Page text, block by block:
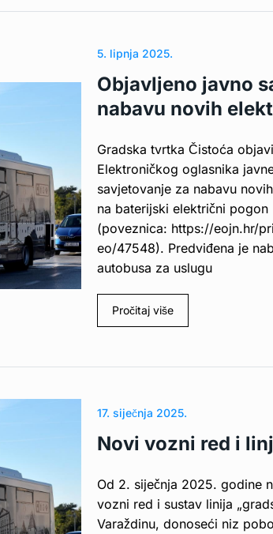
5. lipnja 2025.
Objavljeno javno
nabavu novih
Gradska tvrtka Čistoća
Elektroničkog oglasnika
savjetovanje za nabavu
na baterijski električni pogon
(poveznica: https://eojn.hr/
eo/47548). Predviđena je
autobusa za uslugu
Pročitaj više
17. siječnja 2025.
Novi vozni red i
Od 2. siječnja 2025. godine
vozni red i sustav linija
Varaždinu, donoseći niz